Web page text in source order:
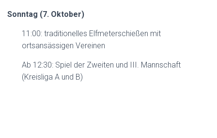
Sonntag (7. Oktober)
11:00: traditionelles Elfmeterschießen mit
ortsansässigen Vereinen
Ab 12:30: Spiel der Zweiten und III. Mannschaft
(Kreisliga A und B)